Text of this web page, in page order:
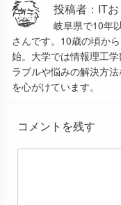
投稿者：IT
岐阜県で10年
さんです。10歳の頃か
始。大学では情報理工
ラブルや悩みの解決方
を心がけています。
コメントを残す